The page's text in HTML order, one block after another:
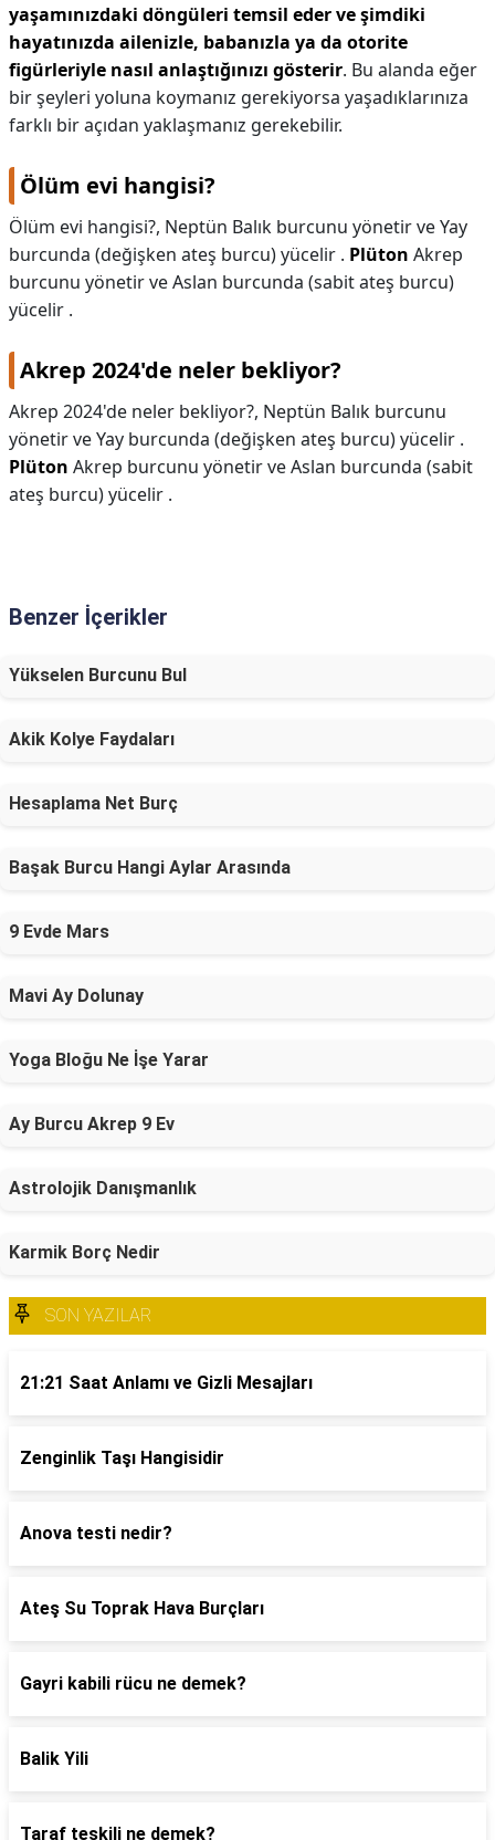
yaşamınızdaki döngüleri temsil eder ve şimdiki
hayatınızda ailenizle, babanızla ya da otorite
figürleriyle nasıl anlaştığınızı gösterir. Bu alanda eğer
bir şeyleri yoluna koymanız gerekiyorsa yaşadıklarınıza
farklı bir açıdan yaklaşmanız gerekebilir.
Ölüm evi hangisi?
Ölüm evi hangisi?, Neptün Balık burcunu yönetir ve Yay
burcunda (değişken ateş burcu) yücelir . Plüton Akrep
burcunu yönetir ve Aslan burcunda (sabit ateş burcu)
yücelir .
Akrep 2024'de neler bekliyor?
Akrep 2024'de neler bekliyor?, Neptün Balık burcunu
yönetir ve Yay burcunda (değişken ateş burcu) yücelir .
Plüton Akrep burcunu yönetir ve Aslan burcunda (sabit
ateş burcu) yücelir .
Benzer İçerikler
Yükselen Burcunu Bul
Akik Kolye Faydaları
Hesaplama Net Burç
Başak Burcu Hangi Aylar Arasında
9 Evde Mars
Mavi Ay Dolunay
Yoga Bloğu Ne İşe Yarar
Ay Burcu Akrep 9 Ev
Astrolojik Danışmanlık
Karmik Borç Nedir
SON YAZILAR
21:21 Saat Anlamı ve Gizli Mesajları
Zenginlik Taşı Hangisidir
Anova testi nedir?
Ateş Su Toprak Hava Burçları
Gayri kabili rücu ne demek?
Balik Yili
Taraf teşkili ne demek?